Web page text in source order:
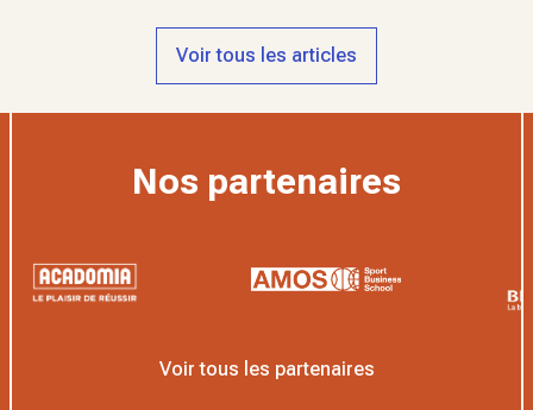
Voir tous les articles
Nos partenaires
Voir tous les partenaires